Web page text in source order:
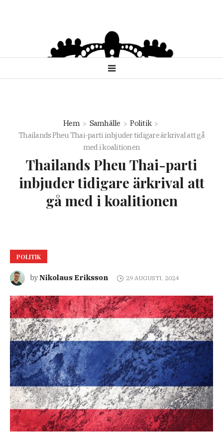
Hem Samhälle
Politik
Thailands Pheu Thai-parti inbjuder tidigare ärkrival att gå
med i koalitionen
Thailands Pheu Thai-parti
inbjuder tidigare ärkrival att
gå med i koalitionen
POLITIK
byNikolaus Eriksson 29 AUGUSTI, 2024